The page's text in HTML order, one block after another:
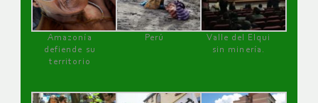
Amazonía
defiende su
territorio
Perú
Valle del Elqui
sin minería.